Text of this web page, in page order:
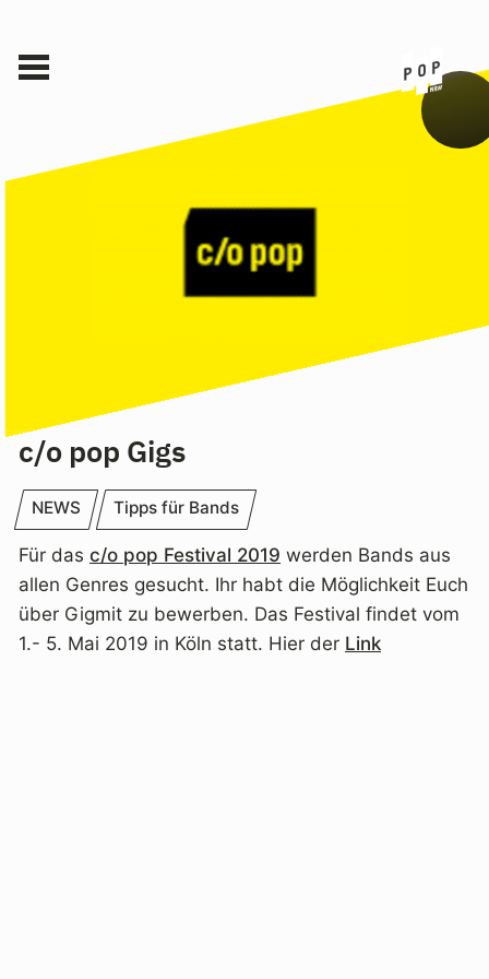
c/o pop Gigs
NEWS Tipps für Bands
Für das c/o pop Festival 2019 werden Bands aus
allen Genres gesucht. Ihr habt die Möglichkeit Euch
über Gigmit zu bewerben. Das Festival findet vom
1.- 5. Mai 2019 in Köln statt. Hier der Link